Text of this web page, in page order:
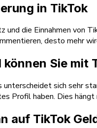
in TikTok
und die Einnahmen von
desto mehr
können Sie mit
unterscheidet sich sehr
Profil haben. Dies
auf TikTok